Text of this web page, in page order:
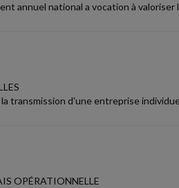
annuel national a vocation à
transmission d'une entreprise
OPÉRATIONNELLE